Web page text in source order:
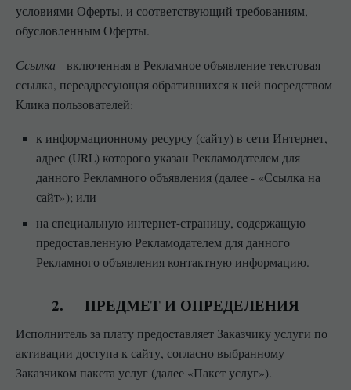
условиями Оферты, и соответствующий требованиям,
обусловленным Оферты.
Ссылка - включенная в Рекламное объявление текстовая
ссылка, переадресующая обратившихся к ней посредством
Клика пользователей:
к информационному ресурсу (сайту) в сети Интернет,
адрес (URL) которого указан Рекламодателем для
данного Рекламного объявления (далее - «Ссылка на
сайт»); или
на специальную интернет-страницу, содержащую
предоставленную Рекламодателем для данного
Рекламного объявления контактную информацию.
2. ПРЕДМЕТ И ОПРЕДЕЛЕНИЯ
Исполнитель за плату предоставляет Заказчику услуги по
активации доступа к сайту, согласно выбранному
Заказчиком пакета услуг (далее «Пакет услуг»).